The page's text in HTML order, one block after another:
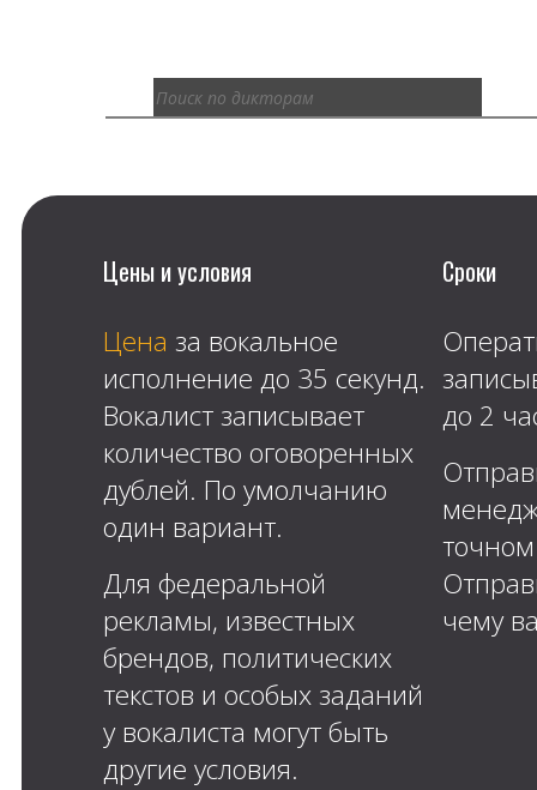
Цены и условия
Цена за вокальное
исполнение до 35 секунд.
Вокалист записывает
количество оговоренных
дублей. По умолчанию
один вариант.
Для федеральной
рекламы, известных
брендов, политических
текстов и особых заданий
у вокалиста могут быть
другие условия.
Сроки
до 2
чему